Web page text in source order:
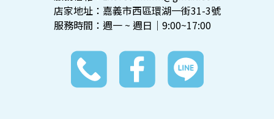
店家地址：嘉義市西區環湖一街31-3號
服務時間：週一 ~ 週日｜9:00~17:00